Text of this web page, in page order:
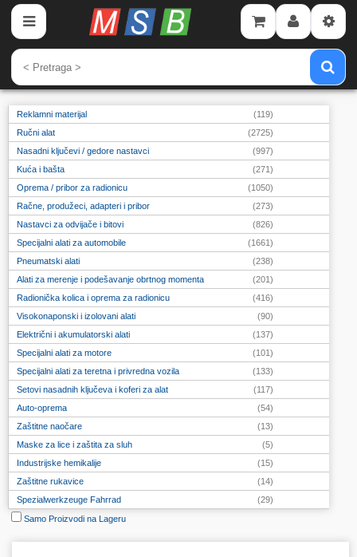
Politika privatnosti
Reklamni materijal
(119)
Ručni alat
(2725)
Nasadni ključevi / gedore nastavci
(997)
Kuća i bašta
(271)
Oprema / pribor za radionicu
(1050)
Račne, produžeci, adapteri i pribor
(273)
Nastavci za odvijače i bitovi
(826)
Specijalni alati za automobile
(1661)
Pneumatski alati
(238)
Alati za merenje i podešavanje obrtnog momenta
(201)
Radionička kolica i oprema za radionicu
(416)
Visokonaponski i izolovani alati
(90)
Električni i akumulatorski alati
(137)
Specijalni alati za motore
(101)
Specijalni alati za teretna i privredna vozila
(133)
Setovi nasadnih ključeva i koferi za alat
(117)
Auto-oprema
(54)
Zaštitne naočare
(13)
Maske za lice i zaštita za sluh
(5)
Industrijske hemikalije
(15)
Zaštitne rukavice
(14)
Spezialwerkzeuge Fahrrad
(29)
Samo Proizvodi na Lageru